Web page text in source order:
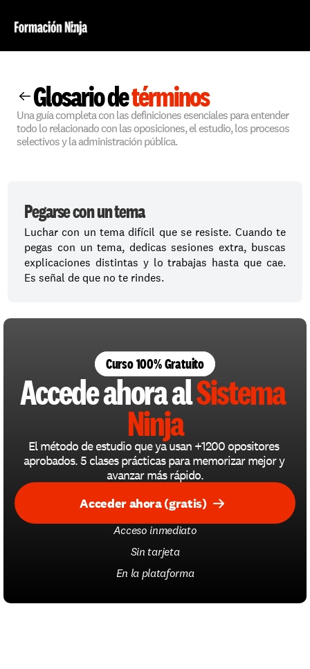
Glosario de términos
Una guía completa con las definiciones esenciales para entender
todo lo relacionado con las oposiciones, el estudio, los procesos
selectivos y la administración pública.
Pegarse con un tema
Luchar con un tema difícil que se resiste. Cuando te
pegas con un tema, dedicas sesiones extra, buscas
explicaciones distintas y lo trabajas hasta que cae.
Es señal de que no te rindes.
Curso 100% Gratuito
Accede ahora al Sistema
Ninja
El método de estudio que ya usan +1200 opositores
aprobados. 5 clases prácticas para memorizar mejor y
avanzar más rápido.
Acceder ahora (gratis)
Acceso inmediato
Sin tarjeta
En la plataforma